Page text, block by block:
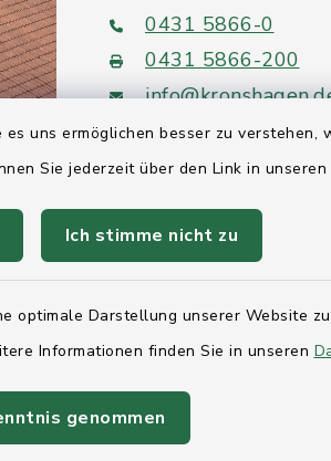
uns ermöglichen besser zu
Sie jederzeit über den Link in unseren
Ich stimme nicht zu
optimale Darstellung unserer Website
Informationen finden Sie in unseren
genommen
0431 5866-0
0431 5866-200
Quicklinks
Landesregierung
Kreis Rendsburg-